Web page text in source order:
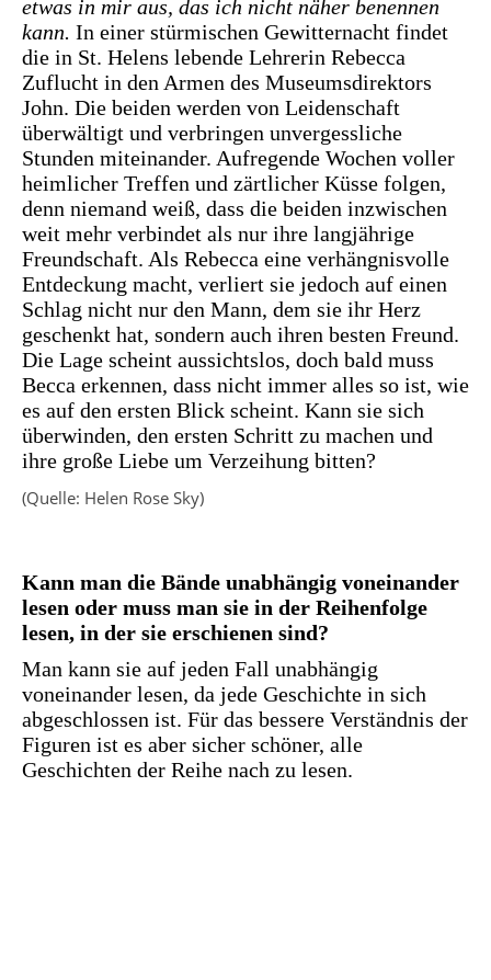
etwas in mir aus, das ich nicht näher benennen
kann. In einer stürmischen Gewitternacht findet
die in St. Helens lebende Lehrerin Rebecca
Zuflucht in den Armen des Museumsdirektors
John. Die beiden werden von Leidenschaft
überwältigt und verbringen unvergessliche
Stunden miteinander. Aufregende Wochen voller
heimlicher Treffen und zärtlicher Küsse folgen,
denn niemand weiß, dass die beiden inzwischen
weit mehr verbindet als nur ihre langjährige
Freundschaft. Als Rebecca eine verhängnisvolle
Entdeckung macht, verliert sie jedoch auf einen
Schlag nicht nur den Mann, dem sie ihr Herz
geschenkt hat, sondern auch ihren besten Freund.
Die Lage scheint aussichtslos, doch bald muss
Becca erkennen, dass nicht immer alles so ist, wie
es auf den ersten Blick scheint. Kann sie sich
überwinden, den ersten Schritt zu machen und
ihre große Liebe um Verzeihung bitten?
(Quelle: Helen Rose Sky)
Kann man die Bände unabhängig voneinander
lesen oder muss man sie in der Reihenfolge
lesen, in der sie erschienen sind?
Man kann sie auf jeden Fall unabhängig
voneinander lesen, da jede Geschichte in sich
abgeschlossen ist. Für das bessere Verständnis der
Figuren ist es aber sicher schöner, alle
Geschichten der Reihe nach zu lesen.